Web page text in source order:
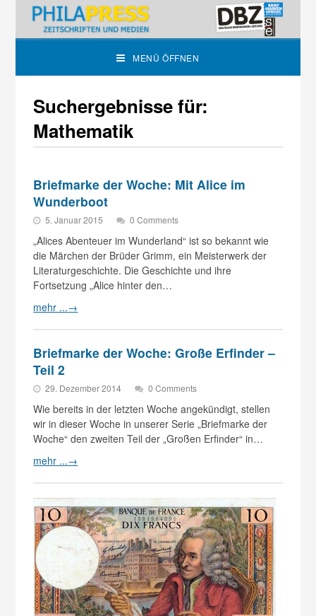
MENÜ ÖFFNEN
Suchergebnisse für:
Mathematik
Briefmarke der Woche: Mit Alice im
Wunderboot
5. Januar 2015 0 Comments
„Alices Abenteuer im Wunderland“ ist so bekannt wie
die Märchen der Brüder Grimm, ein Meisterwerk der
Literaturgeschichte. Die Geschichte und ihre
Fortsetzung „Alice hinter den…
mehr ...→
Briefmarke der Woche: Große Erfinder –
Teil 2
29. Dezember 2014 0 Comments
Wie bereits in der letzten Woche angekündigt, stellen
wir in dieser Woche in unserer Serie „Briefmarke der
Woche“ den zweiten Teil der „Großen Erfinder“ in…
mehr ...→